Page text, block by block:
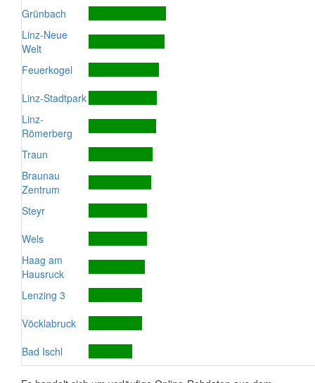
Grünbach
Linz-Neue
Welt
Feuerkogel
Linz-Stadtpark
Linz-
Römerberg
Traun
Braunau
Zentrum
Steyr
Wels
Haag am
Hausruck
Lenzing 3
Vöcklabruck
Bad Ischl